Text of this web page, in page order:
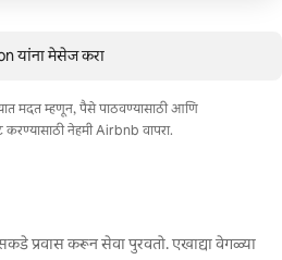
यांना मेसेज करा
मदत म्हणून, पैसे पाठवण्यासाठी आणि
नेहमी Airbnb वापरा.
प्रवास करून सेवा पुरवतो. एखाद्या वेगळ्या